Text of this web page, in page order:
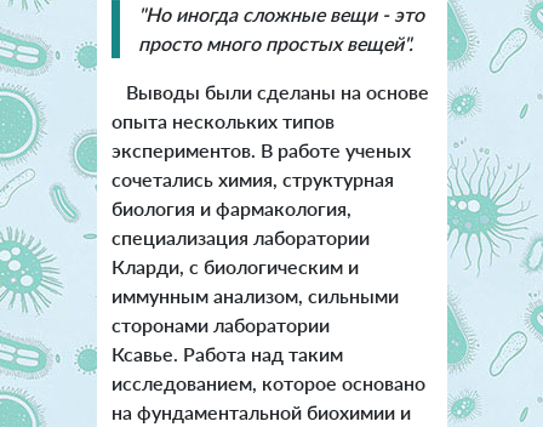
"Но иногда сложные вещи - это
просто много простых вещей".
Выводы были сделаны на основе
опыта нескольких типов
экспериментов. В работе ученых
сочетались химия, структурная
биология и фармакология,
специализация лаборатории
Кларди, с биологическим и
иммунным анализом, сильными
сторонами лаборатории
Ксавье. Работа над таким
исследованием, которое основано
на фундаментальной биохимии и